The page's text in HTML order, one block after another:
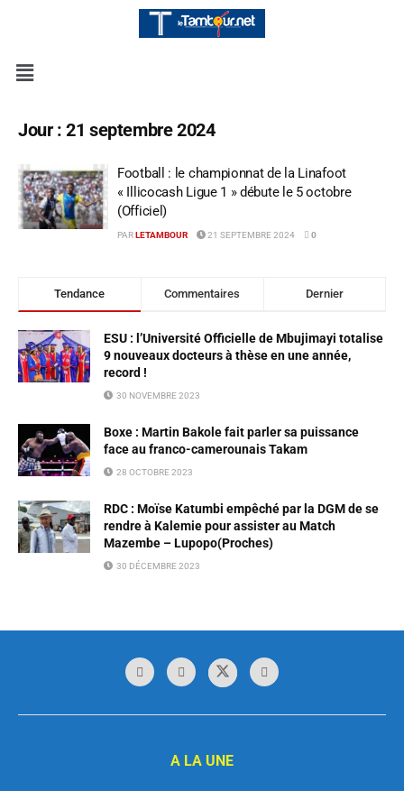
Jour :21 septembre 2024
Football : le championnat de la Linafoot
« Illicocash Ligue 1 » débute le 5 octobre
(Officiel)
PAR LETAMBOUR 21 SEPTEMBRE 2024 0
Tendance Commentaires Dernier
ESU : l’Université Officielle de Mbujimayi totalise
9 nouveaux docteurs à thèse en une année,
record !
30 NOVEMBRE 2023
Boxe : Martin Bakole fait parler sa puissance
face au franco-camerounais Takam
28 OCTOBRE 2023
RDC : Moïse Katumbi empêché par la DGM de se
rendre à Kalemie pour assister au Match
Mazembe – Lupopo(Proches)
30 DÉCEMBRE 2023
A LA UNE